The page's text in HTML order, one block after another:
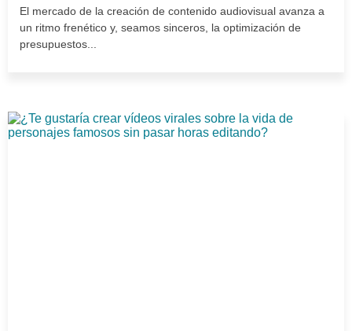
El mercado de la creación de contenido audiovisual avanza a
un ritmo frenético y, seamos sinceros, la optimización de
presupuestos...